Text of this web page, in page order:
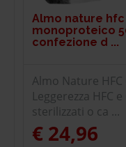
Almo nature
monoproteico
confezione d ...
Almo Nature
Leggerezza HFC
sterilizzati o ca ...
€ 24,96